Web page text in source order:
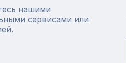
нашими
сервисами или